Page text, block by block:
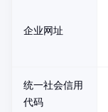
企业网址
统一社会信用
代码